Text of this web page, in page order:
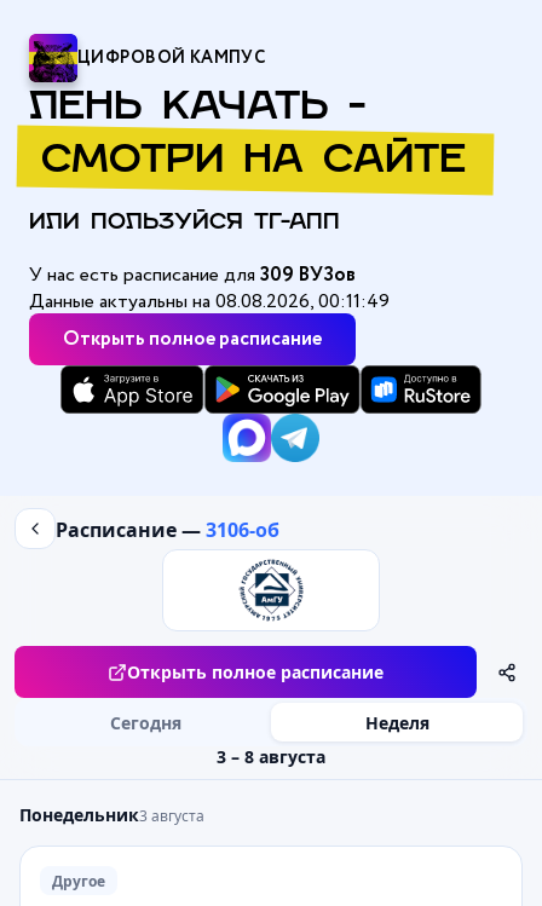
ЦИФРОВОЙ КАМПУС
ЛЕНЬ КАЧАТЬ -
СМОТРИ НА САЙТЕ
ИЛИ ПОЛЬЗУЙСЯ ТГ-АПП
Открыть полное расписание
У нас есть расписание для 309 ВУЗов
Данные актуальны на 08.08.2026, 00:11:49
Главная
Расписание —3106-об
Открыть полное расписание
Сегодня
Неделя
3 – 8 августа
Понедельник3 августа
Другое